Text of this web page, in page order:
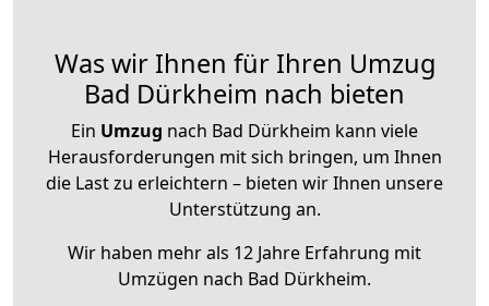
Was wir Ihnen für Ihren Umzug
Bad Dürkheim nach bieten
Ein Umzug nach Bad Dürkheim kann viele
Herausforderungen mit sich bringen, um Ihnen
die Last zu erleichtern – bieten wir Ihnen unsere
Unterstützung an.
Wir haben mehr als 12 Jahre Erfahrung mit
Umzügen nach Bad Dürkheim.